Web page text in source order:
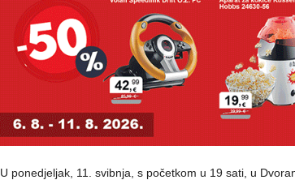
U ponedjeljak, 11. svibnja, s početkom u 19 sati, u